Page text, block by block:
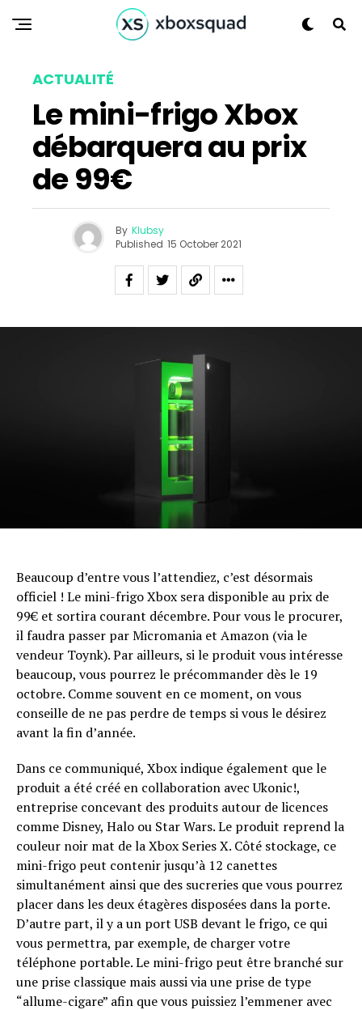
ACTUALITÉ
Le mini-frigo Xbox
débarquera au prix
de 99€
By Klubsy
Published 15 October 2021
Beaucoup d’entre vous l’attendiez, c’est désormais
officiel ! Le mini-frigo Xbox sera disponible au prix de
99€ et sortira courant décembre. Pour vous le procurer,
il faudra passer par Micromania et Amazon (via le
vendeur Toynk). Par ailleurs, si le produit vous intéresse
beaucoup, vous pourrez le précommander dès le 19
octobre. Comme souvent en ce moment, on vous
conseille de ne pas perdre de temps si vous le désirez
avant la fin d’année.
Dans ce communiqué, Xbox indique également que le
produit a été créé en collaboration avec Ukonic!,
entreprise concevant des produits autour de licences
comme Disney, Halo ou Star Wars. Le produit reprend la
couleur noir mat de la Xbox Series X. Côté stockage, ce
mini-frigo peut contenir jusqu’à 12 canettes
simultanément ainsi que des sucreries que vous pourrez
placer dans les deux étagères disposées dans la porte.
D’autre part, il y a un port USB devant le frigo, ce qui
vous permettra, par exemple, de charger votre
téléphone portable. Le mini-frigo peut être branché sur
une prise classique mais aussi via une prise de type
“allume-cigare” afin que vous puissiez l’emmener avec